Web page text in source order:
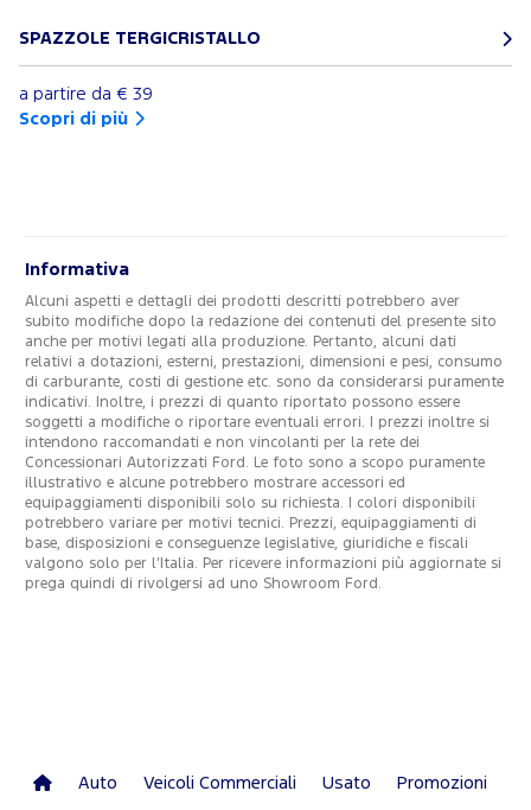
SPAZZOLE TERGICRISTALLO
a partire da € 39
Scopri di più
Informativa
Alcuni aspetti e dettagli dei prodotti descritti potrebbero aver
subito modifiche dopo la redazione dei contenuti del presente sito
anche per motivi legati alla produzione. Pertanto, alcuni dati
relativi a dotazioni, esterni, prestazioni, dimensioni e pesi, consumo
di carburante, costi di gestione etc. sono da considerarsi puramente
indicativi. Inoltre, i prezzi di quanto riportato possono essere
soggetti a modifiche o riportare eventuali errori. I prezzi inoltre si
intendono raccomandati e non vincolanti per la rete dei
Concessionari Autorizzati Ford. Le foto sono a scopo puramente
illustrativo e alcune potrebbero mostrare accessori ed
equipaggiamenti disponibili solo su richiesta. I colori disponibili
potrebbero variare per motivi tecnici. Prezzi, equipaggiamenti di
base, disposizioni e conseguenze legislative, giuridiche e fiscali
valgono solo per l’Italia. Per ricevere informazioni più aggiornate si
prega quindi di rivolgersi ad uno Showroom Ford.
Auto Veicoli Commerciali Usato Promozioni